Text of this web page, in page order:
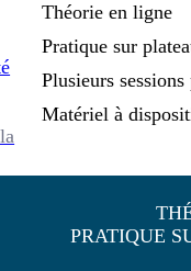
Théorie en ligne
Pratique sur
Plusieurs sessions
Matériel à
PRATIQUE